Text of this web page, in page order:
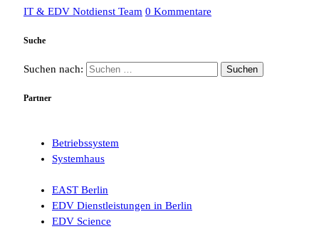
IT & EDV Notdienst Team 0 Kommentare
Suche
Suchen nach:
Partner
Betriebssystem
Systemhaus
EAST Berlin
EDV Dienstleistungen in Berlin
EDV Science